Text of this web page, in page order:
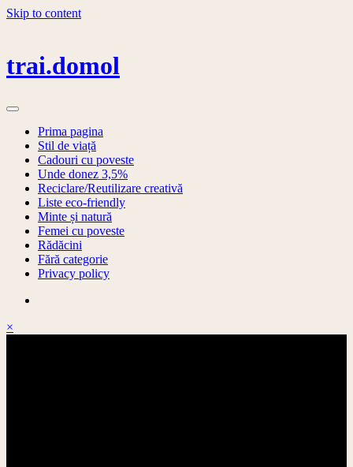
Skip to content
trai.domol
Prima pagina
Stil de viață
Cadouri cu poveste
Unde donez 3,5%
Reciclare/Reutilizare creativă
Liste eco-friendly
Minte și natură
Femei cu poveste
Rădăcini
Fără categorie
Privacy policy
×